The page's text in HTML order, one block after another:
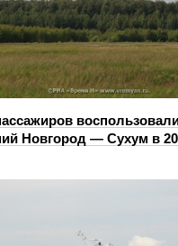
Новгород — Сухум в